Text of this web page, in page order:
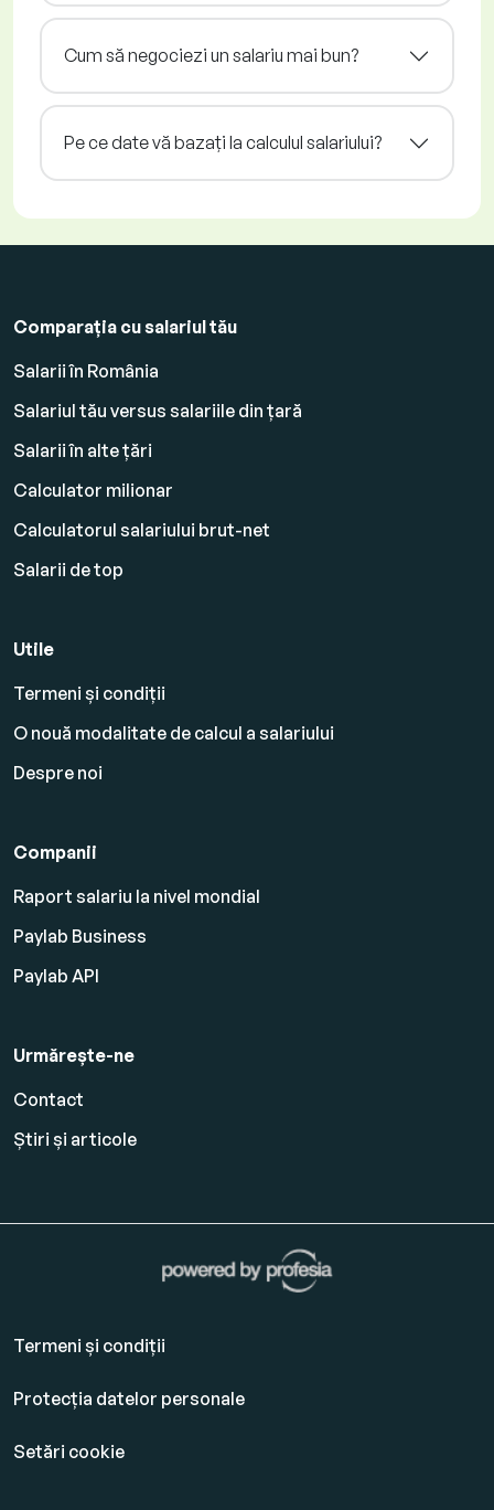
Cum să negociezi un salariu mai bun?
Pe ce date vă bazați la calculul salariului?
Comparația cu salariul tău
Salarii în România
Salariul tău versus salariile din țară
Salarii în alte țări
Calculator milionar
Calculatorul salariului brut-net
Salarii de top
Utile
Termeni și condiții
O nouă modalitate de calcul a salariului
Despre noi
Companii
Raport salariu la nivel mondial
Paylab Business
Paylab API
Urmărește-ne
Contact
Știri și articole
Termeni și condiții
Protecția datelor personale
Setări cookie